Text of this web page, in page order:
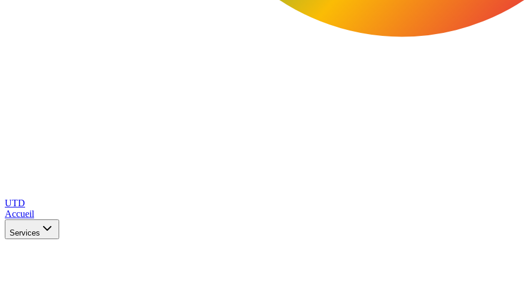
UTD
Accueil
Services